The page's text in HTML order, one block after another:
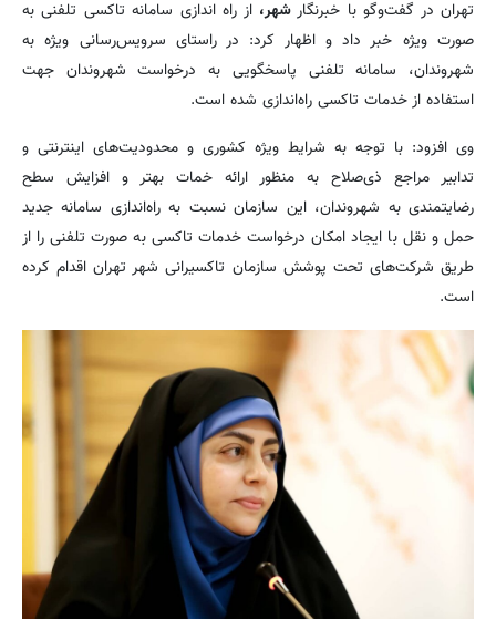
تهران در گفت‌وگو با خبرنگارشهر، از راه اندازی سامانه تاکسی تلفنی به
صورت ویژه خبر داد و اظهار کرد: در راستای سرویس‌رسانی ویژه به
شهروندان، سامانه تلفنی پاسخگویی به درخواست شهروندان جهت
استفاده از خدمات تاکسی راه‌اندازی شده است.
وی افزود: با توجه به شرایط ویژه کشوری و محدودیت‌های اینترنتی و
تدابیر مراجع ذی‌صلاح به منظور ارائه خمات بهتر و افزایش سطح
رضایتمندی به شهروندان، این سازمان نسبت به راه‌اندازی سامانه جدید
حمل و نقل با ایجاد امکان درخواست خدمات تاکسی به صورت تلفنی را از
طریق شرکت‌های تحت پوشش سازمان تاکسیرانی شهر تهران اقدام کرده
است.